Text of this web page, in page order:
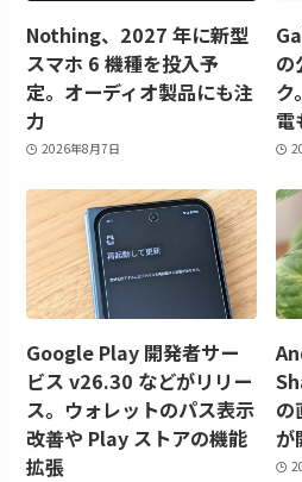
Nothing、2027 年に新型
スマホ 6 機種を投入予
定。オーディオ製品にも注
力
2026年8月7日
の
ク
電
Google Play 開発者サー
ビス v26.30 などがリリー
ス。ウォレットのパス表示
改善や Play ストアの機能
拡張
の
が